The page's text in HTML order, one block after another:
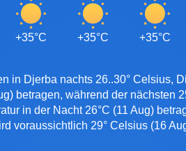
+35°C +35°C +35°C
in Djerba nachts 26..30° Celsius,
betragen, während der nächsten
in der Nacht 26°C (11 Aug)
voraussichtlich 29° Celsius (16